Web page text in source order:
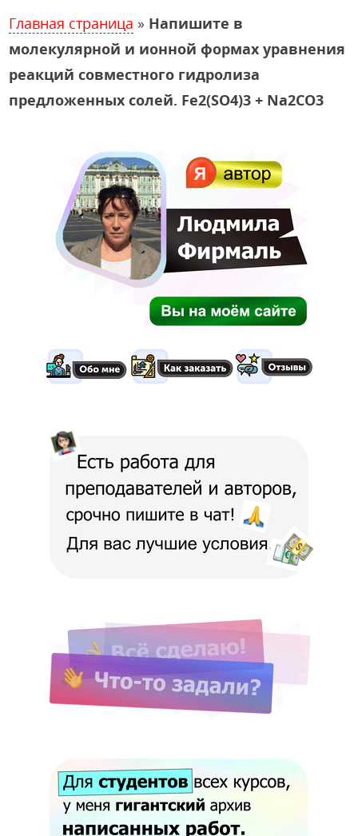
Главная страница » Напишите в
молекулярной и ионной формах уравнения
реакций совместного гидролиза
предложенных солей. Fe2(SO4)3 + Na2CO3